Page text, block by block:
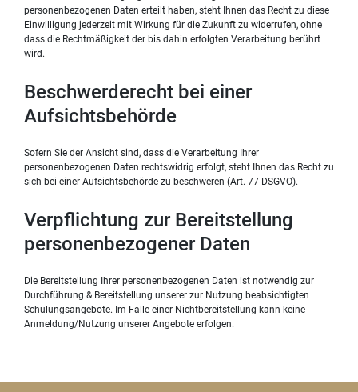
personenbezogenen Daten erteilt haben, steht Ihnen das Recht zu diese
Einwilligung jederzeit mit Wirkung für die Zukunft zu widerrufen, ohne
dass die Rechtmäßigkeit der bis dahin erfolgten Verarbeitung berührt
wird.
Beschwerderecht bei einer
Aufsichtsbehörde
Sofern Sie der Ansicht sind, dass die Verarbeitung Ihrer
personenbezogenen Daten rechtswidrig erfolgt, steht Ihnen das Recht zu
sich bei einer Aufsichtsbehörde zu beschweren (Art. 77 DSGVO).
Verpflichtung zur Bereitstellung
personenbezogener Daten
Die Bereitstellung Ihrer personenbezogenen Daten ist notwendig zur
Durchführung & Bereitstellung unserer zur Nutzung beabsichtigten
Schulungsangebote. Im Falle einer Nichtbereitstellung kann keine
Anmeldung/Nutzung unserer Angebote erfolgen.